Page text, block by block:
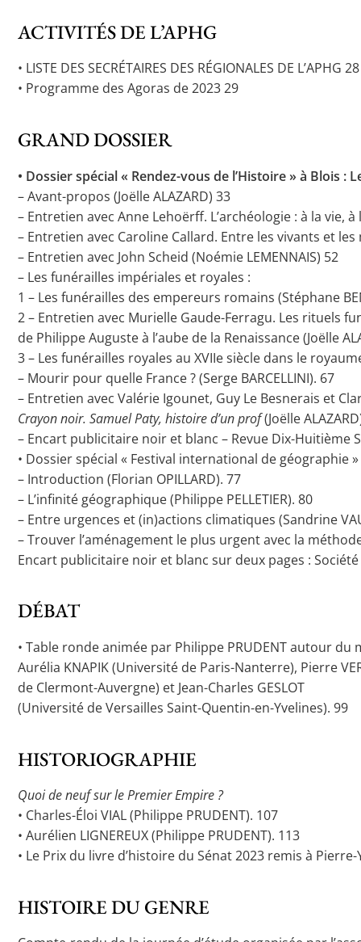
ACTIVITÉS DE L’APHG
• LISTE DES SECRÉTAIRES DES RÉGIONALES DE L’APHG 28
• Programme des Agoras de 2023 29
GRAND DOSSIER
• Dossier spécial « Rendez-vous de l’Histoire » à Blois
– Avant-propos (Joëlle ALAZARD) 33
– Entretien avec Anne Lehoërff. L’archéologie : à la vie, à
– Entretien avec Caroline Callard. Entre les vivants et
– Entretien avec John Scheid (Noémie LEMENNAIS) 52
– Les funérailles impériales et royales :
1 – Les funérailles des empereurs romains (Stéphane
2 – Entretien avec Murielle Gaude-Ferragu. Les rituels
de Philippe Auguste à l’aube de la Renaissance (Joëlle
3 – Les funérailles royales au XVIIe siècle dans le
– Mourir pour quelle France ? (Serge BARCELLINI). 67
– Entretien avec Valérie Igounet, Guy Le Besnerais et
Crayon noir. Samuel Paty, histoire d’un prof(Joëlle
– Encart publicitaire noir et blanc – Revue Dix-Huitième
• Dossier spécial « Festival international de géographie
– Introduction (Florian OPILLARD). 77
– L’infinité géographique (Philippe PELLETIER). 80
– Entre urgences et (in)actions climatiques (Sandrine
– Trouver l’aménagement le plus urgent avec la
Encart publicitaire noir et blanc sur deux pages :
DÉBAT
• Table ronde animée par Philippe PRUDENT autour du
Aurélia KNAPIK (Université de Paris-Nanterre), Pierre
de Clermont-Auvergne) et Jean-Charles GESLOT
(Université de Versailles Saint-Quentin-en-Yvelines). 99
HISTORIOGRAPHIE
Quoi de neuf sur le Premier Empire ?
• Charles-Éloi VIAL (Philippe PRUDENT). 107
• Aurélien LIGNEREUX (Philippe PRUDENT). 113
• Le Prix du livre d’histoire du Sénat 2023 remis à
HISTOIRE DU GENRE